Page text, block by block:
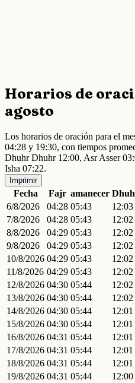
Horarios de
agosto
Los horarios de oración para el
04:28 y 19:30, con tiempos
Dhuhr Dhuhr 12:00, Asr Asser
Isha 07:22.
Imprimir
Fecha Fajr amanecer
6/8/2026
04:28 05:43 12:03
7/8/2026
04:28 05:43 12:02
8/8/2026
04:29 05:43 12:02
9/8/2026
04:29 05:43 12:02
10/8/2026 04:29 05:43 12:02
11/8/2026 04:29 05:43 12:02
12/8/2026 04:30 05:44 12:02
13/8/2026 04:30 05:44 12:02
14/8/2026 04:30 05:44 12:01
15/8/2026 04:30 05:44 12:01
16/8/2026 04:31 05:44 12:01
17/8/2026 04:31 05:44 12:01
18/8/2026 04:31 05:44 12:01
19/8/2026 04:31 05:44 12:00